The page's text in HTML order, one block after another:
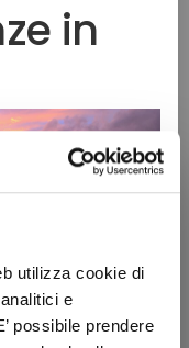
utilizza cookie di
e
possibile prendere
in
tra